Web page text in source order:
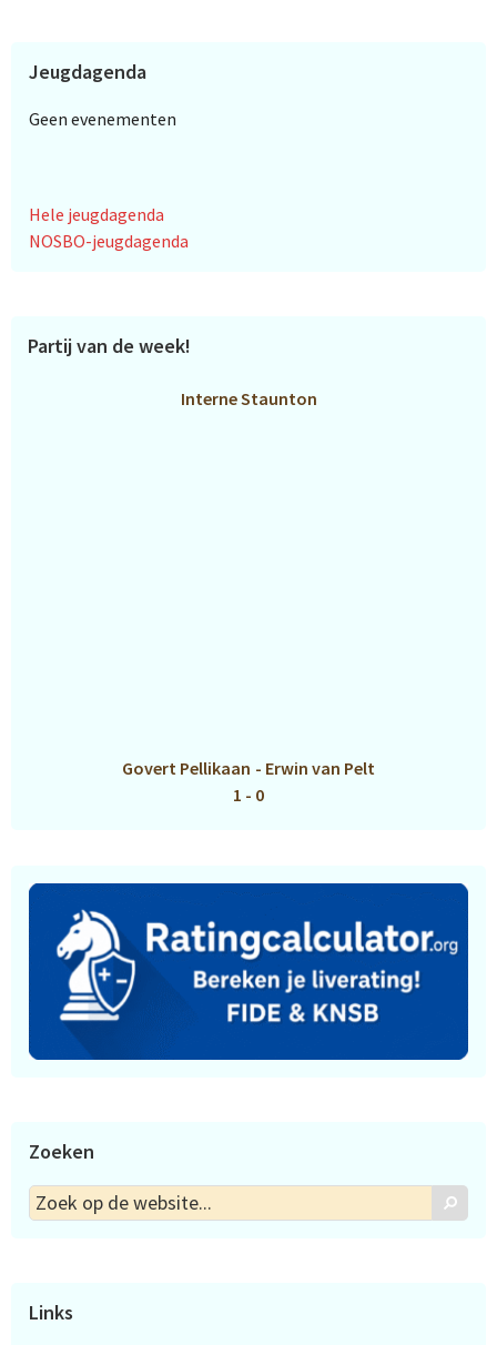
Jeugdagenda
Geen evenementen
Hele jeugdagenda
NOSBO-jeugdagenda
Partij van de week!
Interne Staunton
Govert Pellikaan - Erwin van Pelt
1 - 0
Zoeken
Zoek
op
Zoek
Links